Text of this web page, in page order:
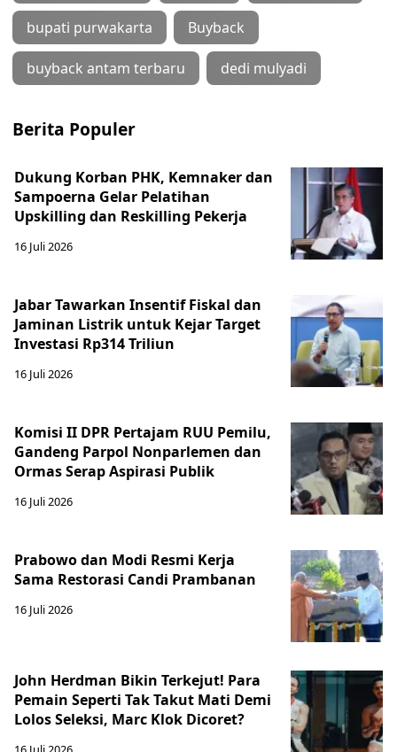
bupati purwakarta Buyback
buyback antam terbaru dedi mulyadi
Berita Populer
Dukung Korban PHK, Kemnaker dan
Sampoerna Gelar Pelatihan
Upskilling dan Reskilling Pekerja
16 Juli 2026
Jabar Tawarkan Insentif Fiskal dan
Jaminan Listrik untuk Kejar Target
Investasi Rp314 Triliun
16 Juli 2026
Komisi II DPR Pertajam RUU Pemilu,
Gandeng Parpol Nonparlemen dan
Ormas Serap Aspirasi Publik
16 Juli 2026
Prabowo dan Modi Resmi Kerja
Sama Restorasi Candi Prambanan
16 Juli 2026
John Herdman Bikin Terkejut! Para
Pemain Seperti Tak Takut Mati Demi
Lolos Seleksi, Marc Klok Dicoret?